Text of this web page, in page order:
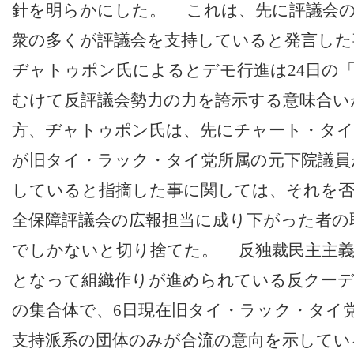
針を明らかにした。 これは、先に評議会
衆の多くが評議会を支持していると発言し
ヂャトゥポン氏によるとデモ行進は24日の
むけて反評議会勢力の力を誇示する意味合
方、ヂャトゥポン氏は、先にチャート・タ
が旧タイ・ラック・タイ党所属の元下院議
していると指摘した事に関しては、それを
全保障評議会の広報担当に成り下がった者
でしかないと切り捨てた。 反独裁民主主
となって組織作りが進められている反クー
の集合体で、6日現在旧タイ・ラック・タイ
支持派系の団体のみが合流の意向を示して